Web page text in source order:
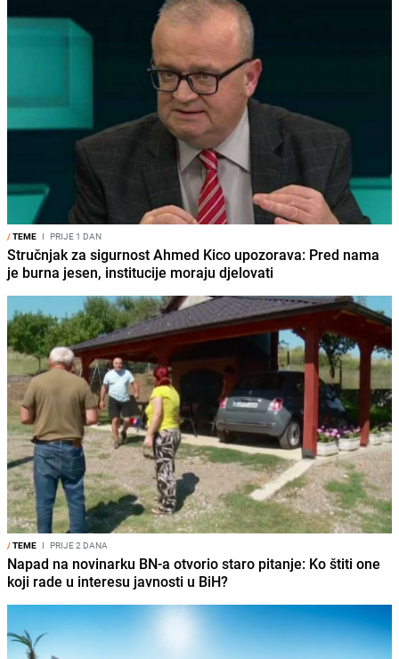
/TEME I PRIJE 1 DAN
Stručnjak za sigurnost Ahmed Kico upozorava: Pred nama
je burna jesen, institucije moraju djelovati
/TEME I PRIJE 2 DANA
Napad na novinarku BN-a otvorio staro pitanje: Ko štiti one
koji rade u interesu javnosti u BiH?